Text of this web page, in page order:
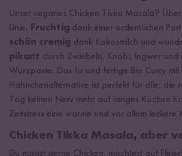
Unser veganes Chicken Tikka Masala?
Linie. Fruchtig dank einer ordentlichen
schön cremig dank Kokosmilch und
pikant durch Zwiebeln, Knobi, Ingwer und
Würzpaste. Das fix und fertige Bio Curry
Hähnchenalternative ist perfekt für alle, die
Tag keinen Nerv mehr auf langes Kochen
Zeitstress eine warme und vor allem leckere
Chicken Tikka Masala, aber
Du magst gerne Chicken, möchtest auf